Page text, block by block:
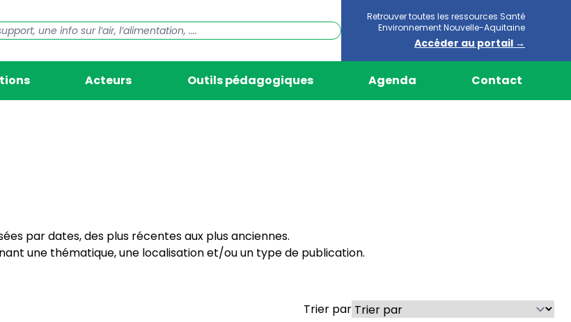
Retrouver toutes les ressources Santé
Environnement Nouvelle-Aquitaine
Accéder au portail →
Acteurs Outils pédagogiques Agenda Contact
par dates, des plus récentes aux plus anciennes.
une thématique, une localisation et/ou un type de publication.
Trier par